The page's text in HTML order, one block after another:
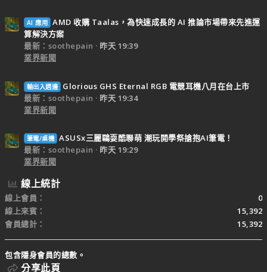
AI 應用 AMD 收購 Taalas，為快速成長的 AI 推論市場帶來先進運
算解決方案
最新：soothepain
昨天 19:39
業界新聞
輸出入週邊
Glorious GHS Eternal RGB 電競耳機八月在台上市
最新：soothepain
昨天 19:34
業界新聞
筆電/桌機 ASUSx三麗鷗耍酷聯萌 潮玩開學祭搶抱AI筆電！
最新：soothepain
昨天 19:29
業界新聞
線上統計
線上會員
0
線上來賓
15,392
會員總計
15,392
包含隱身會員的總數。
分享此頁